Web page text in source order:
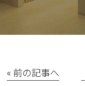
« 前の記事へ